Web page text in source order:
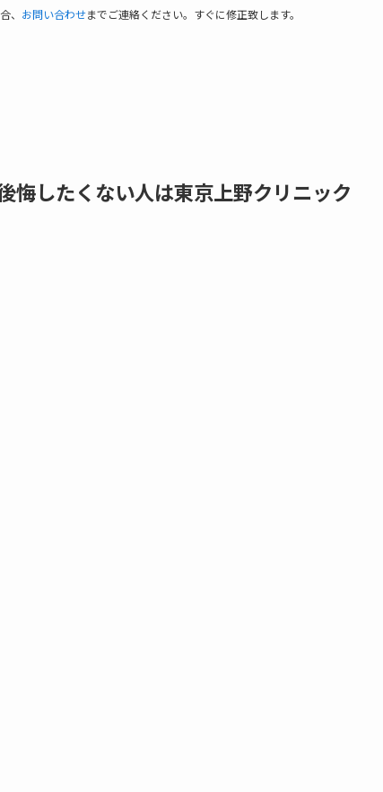
、 お問い合わせまでご連絡ください。すぐに修正致します。
悔したくない人は東京上野クリニック